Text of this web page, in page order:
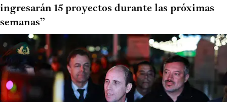
ingresarán 15 proyectos durante las próximas
semanas”